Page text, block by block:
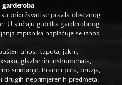
garderoba
pridržavati se pravila obveznog
U slučaju gubitka garderobnog
zapisnika naplaćuje se iznos
unos: kaputa, jakni,
glazbenih instrumenata,
snimanje, hrane i pića, oružja,
drugih neprimjerenih predmeta.